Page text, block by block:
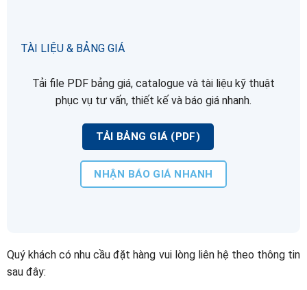
TÀI LIỆU & BẢNG GIÁ
Tải file PDF bảng giá, catalogue và tài liệu kỹ thuật
phục vụ tư vấn, thiết kế và báo giá nhanh.
TẢI BẢNG GIÁ (PDF)
NHẬN BÁO GIÁ NHANH
Quý khách có nhu cầu đặt hàng vui lòng liên hệ theo thông tin
sau đây: